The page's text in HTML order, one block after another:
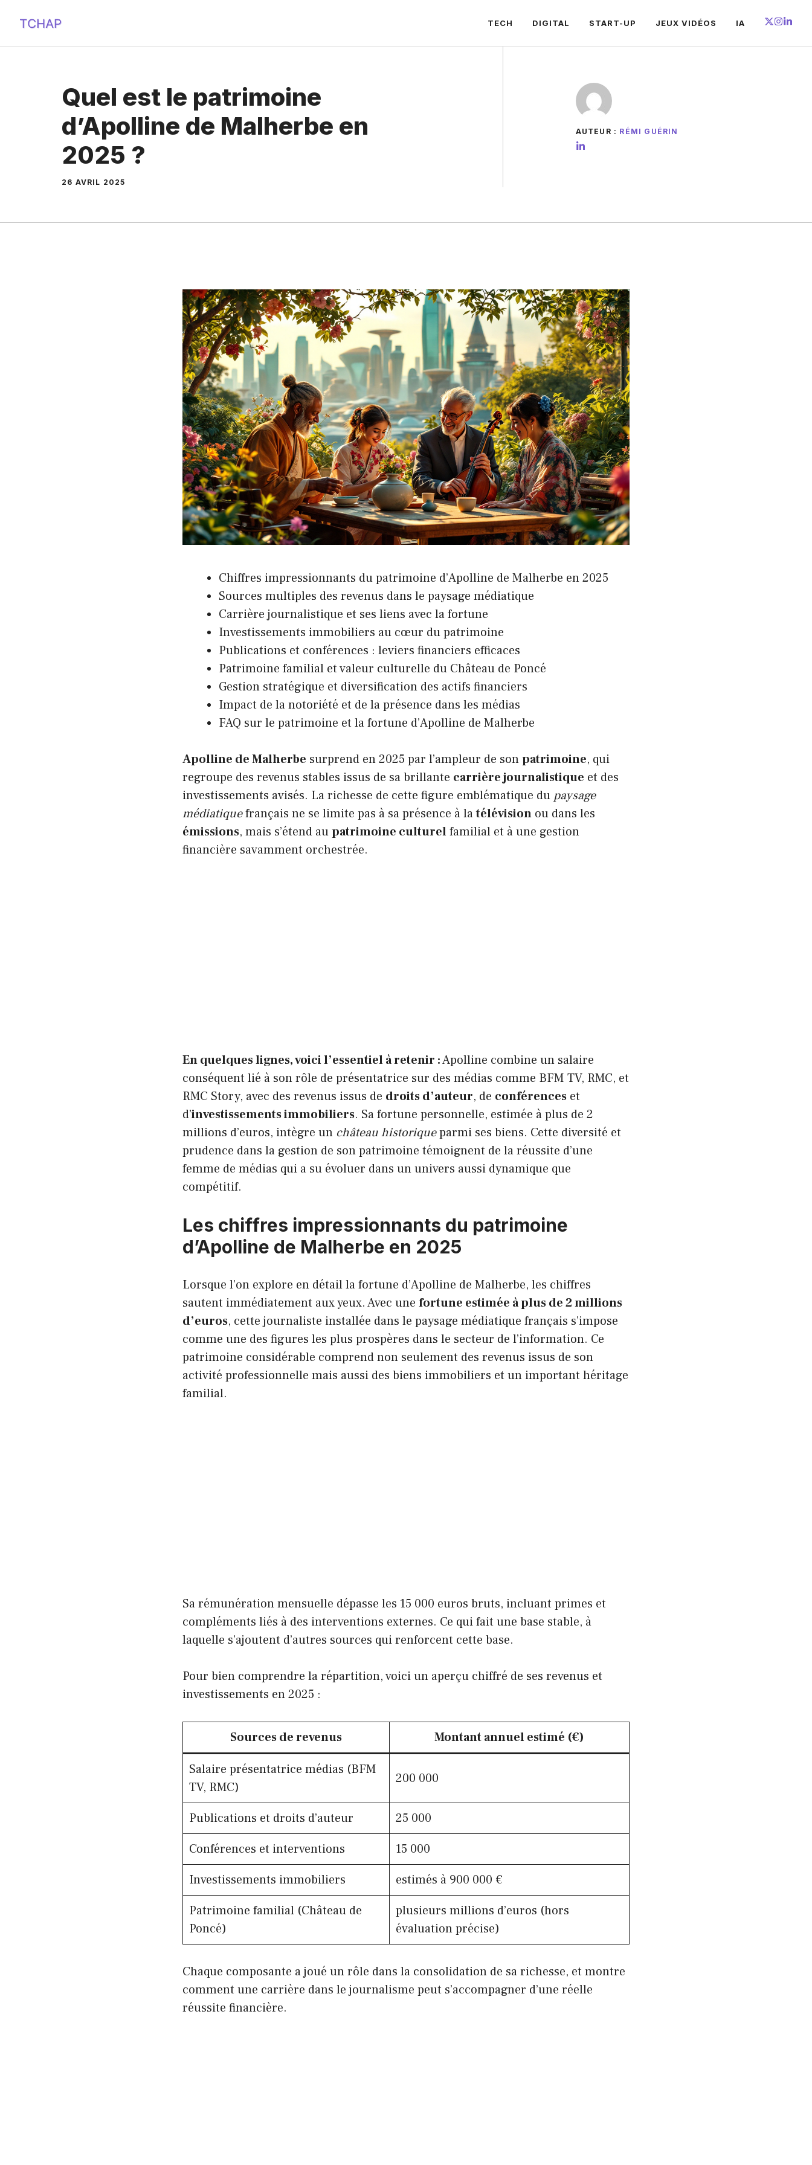
contenu
TECH DIGITAL START-UP JEUX VIDÉOS IA
Quel est le patrimoine
d’Apolline de Malherbe en
2025 ?
26 AVRIL 2025
AUTEUR : RÉMI GUÉRIN
Chiffres impressionnants du patrimoine d’Apolline de Malherbe en 2025
Sources multiples des revenus dans le paysage médiatique
Carrière journalistique et ses liens avec la fortune
Investissements immobiliers au cœur du patrimoine
Publications et conférences : leviers financiers efficaces
Patrimoine familial et valeur culturelle du Château de Poncé
Gestion stratégique et diversification des actifs financiers
Impact de la notoriété et de la présence dans les médias
FAQ sur le patrimoine et la fortune d’Apolline de Malherbe
Apolline de Malherbe surprend en 2025 par l’ampleur de sonpatrimoine, qui
regroupe des revenus stables issus de sa brillante carrière journalistique et des
investissements avisés. La richesse de cette figure emblématique du paysage
médiatiquefrançais ne se limite pas à sa présence à latélévision ou dans les
émissions, mais s’étend aupatrimoine culturelfamilial et à une gestion
financière savamment orchestrée.
En quelques lignes, voici l’essentiel à retenir :Apolline combine un salaire
conséquent lié à son rôle de présentatrice sur des médias comme BFM TV, RMC, et
RMC Story, avec des revenus issus de droits d’auteur, de conférences et
d’investissements immobiliers. Sa fortune personnelle, estimée à plus de 2
millions d’euros, intègre un château historiqueparmi ses biens. Cette diversité et
prudence dans la gestion de son patrimoine témoignent de la réussite d’une
femme de médias qui a su évoluer dans un univers aussi dynamique que
compétitif.
Les chiffres impressionnants du patrimoine
d’Apolline de Malherbe en 2025
Lorsque l’on explore en détail la fortune d’Apolline de Malherbe, les chiffres
sautent immédiatement aux yeux. Avec une fortune estimée à plus de 2 millions
d’euros, cette journaliste installée dans le paysage médiatique français s’impose
comme une des figures les plus prospères dans le secteur de l’information. Ce
patrimoine considérable comprend non seulement des revenus issus de son
activité professionnelle mais aussi des biens immobiliers et un important héritage
familial.
Sa rémunération mensuelle dépasse les 15 000 euros bruts, incluant primes et
compléments liés à des interventions externes. Ce qui fait une base stable, à
laquelle s’ajoutent d’autres sources qui renforcent cette base.
Pour bien comprendre la répartition, voici un aperçu chiffré de ses revenus et
investissements en 2025 :
Sources de revenus Montant annuel estimé (€)
Salaire présentatrice médias (BFM
TV, RMC)
200 000
Publications et droits d’auteur
25 000
Conférences et interventions
15 000
Investissements immobiliers
estimés à 900 000 €
Patrimoine familial (Château de
Poncé)
plusieurs millions d’euros (hors
évaluation précise)
Chaque composante a joué un rôle dans la consolidation de sa richesse, et montre
comment une carrière dans le journalisme peut s’accompagner d’une réelle
réussite financière.